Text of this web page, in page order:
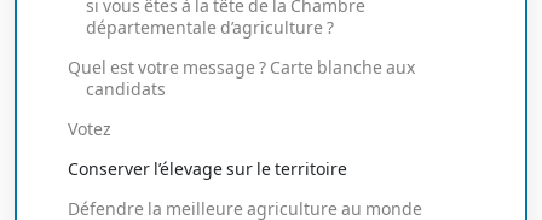
si vous êtes à la tête de la Chambre
départementale d’agriculture ?
Quel est votre message ? Carte blanche aux
candidats
Votez
Conserver l’élevage sur le territoire
Défendre la meilleure agriculture au monde